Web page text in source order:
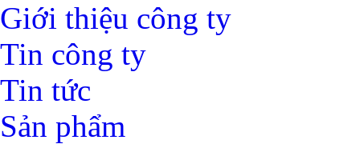
Giới thiệu công ty
Tin công ty
Tin tức
Sản phẩm